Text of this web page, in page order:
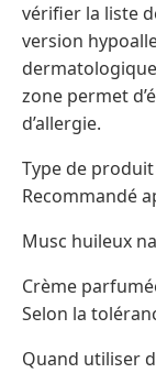
vérifier la liste
version
zone permet
d’allergie.
Type de
Recommandé
Musc huileux
Crème
Selon la
Quand utiliser